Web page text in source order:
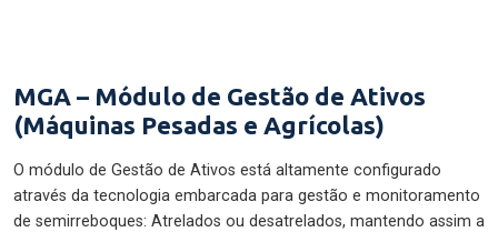
MGA – Módulo de Gestão de Ativos
(Máquinas Pesadas e Agrícolas)
O módulo de Gestão de Ativos está altamente configurado
através da tecnologia embarcada para gestão e monitoramento
de semirreboques: Atrelados ou desatrelados, mantendo assim a